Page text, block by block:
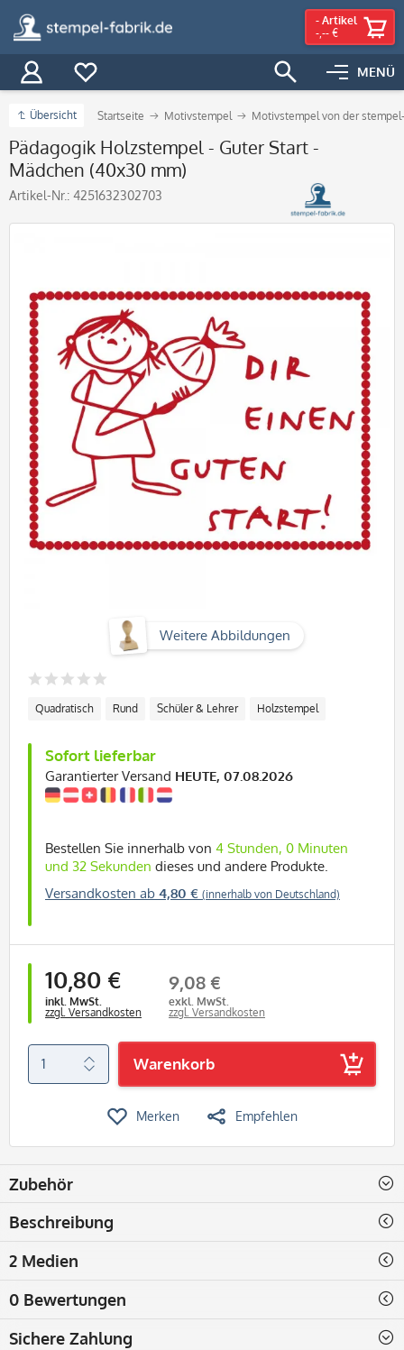
MENÜ
- Artikel
-,-- €
Übersicht Startseite Motivstempel Motivstempel von der
Pädagogik Holzstempel - Guter Start -
Mädchen (40x30 mm)
Artikel-Nr.: 4251632302703
Weitere Abbildungen
Quadratisch Rund Schüler & Lehrer Holzstempel
Sofort lieferbar
Garantierter Versand HEUTE, 07.08.2026
Bestellen Sie innerhalb von 4 Stunden, 0 Minuten
und 32 Sekunden dieses und andere Produkte.
Versandkosten ab 4,80 € (innerhalb von Deutschland)
10,80 €
inkl. MwSt.
zzgl. Versandkosten
9,08 €
exkl. MwSt.
zzgl. Versandkosten
Warenkorb
Merken Empfehlen
Zubehör
Beschreibung
2 Medien
0 Bewertungen
Sichere Zahlung